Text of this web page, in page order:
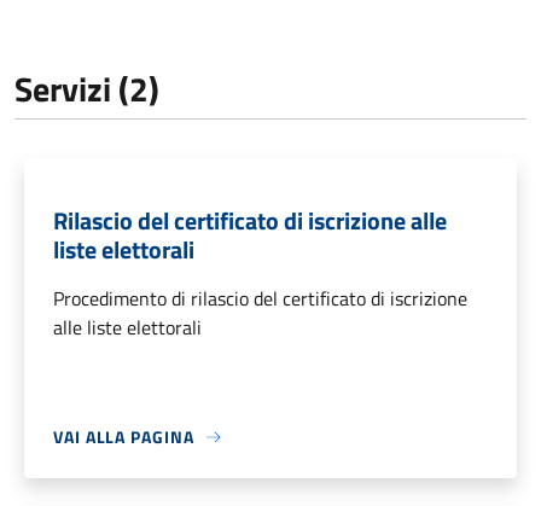
Servizi (2)
Rilascio del certificato di iscrizione alle
liste elettorali
Procedimento di rilascio del certificato di iscrizione
alle liste elettorali
VAI ALLA PAGINA